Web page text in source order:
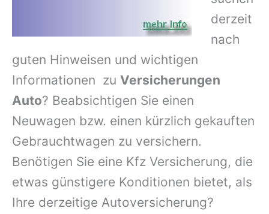
derzeit
nach
guten Hinweisen und wichtigen
Informationen zu Versicherungen
Auto? Beabsichtigen Sie einen
Neuwagen bzw. einen kürzlich gekauften
Gebrauchtwagen zu versichern.
Benötigen Sie eine Kfz Versicherung, die
etwas günstigere Konditionen bietet, als
Ihre derzeitige Autoversicherung?